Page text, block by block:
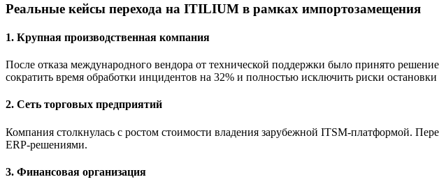
Реальные кейсы перехода на ITILIUM в рамках импортозамещения
1. Крупная производственная компания
После отказа международного вендора от технической поддержки было принято
сократить время обработки инцидентов на 32% и полностью исключить риски остановки
2. Сеть торговых предприятий
Компания столкнулась с ростом стоимости владения зарубежной ITSM-платформой.
ERP-решениями.
3. Финансовая организация